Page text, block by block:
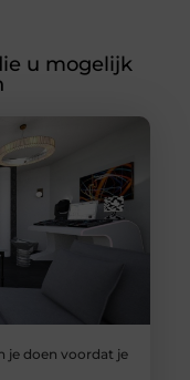
u mogelijk
je doen voordat je